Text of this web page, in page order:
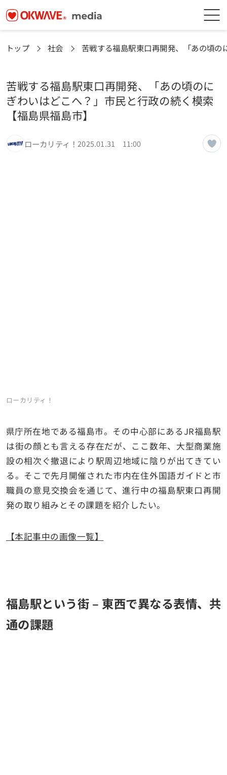
トップ 社会 苦戦する福島駅東口再開発、「あの頃
苦戦する福島駅東口再開発、「あの頃のに
ぎわいはどこへ？」市民と行政の続く模索
【福島県福島市】
ローカリティ！2025.01.31 11:00
ローカリティ！
県庁所在地である福島市。その中心部にあるJR福島駅
は街の顔とも言える存在だが、ここ数年、大型商業施
設の相次ぐ撤退により駅周辺地域に陰りが出てきてい
る。そこで先月開催された市内在住外国語ガイドと市
職員の意見交換会を通じて、進行中の福島駅東口再開
発の取り組みとその課題を紹介したい。
【本記事中の画像一覧】
福島駅という街 – 東西で異なる表情、共
通の課題